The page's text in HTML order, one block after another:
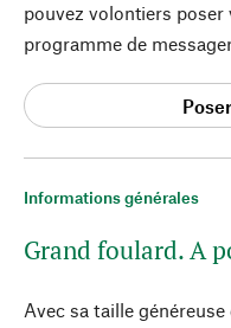
Informations générales
Grand foulard. A
Avec sa taille
pouvez volontiers
programme de